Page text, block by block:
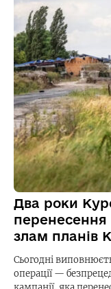
Два роки
перенесення
злам планів
Сьогодні
операції —